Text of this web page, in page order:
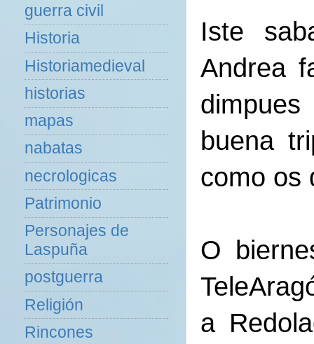
Iste
Andrea
buena
como os
O
a
guerra civil
Historia
Historiamedieval
historias
mapas
nabatas
necrologicas
Patrimonio
Personajes de
Laspuña
postguerra
Religión
Rincones